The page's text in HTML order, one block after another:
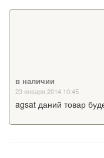
в наличии
23 января 2014 10:45
agsat даний товар